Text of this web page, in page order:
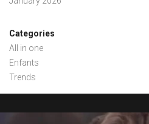
Categories
All in one
Enfants
Trends